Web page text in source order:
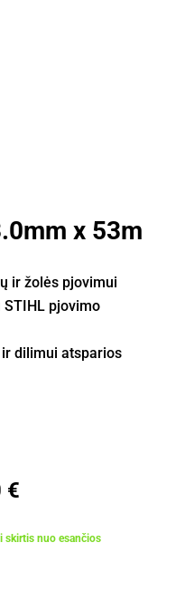
x 53m
ir žolės pjovimui
pjovimo
dilimui atsparios
€
skirtis nuo esančios